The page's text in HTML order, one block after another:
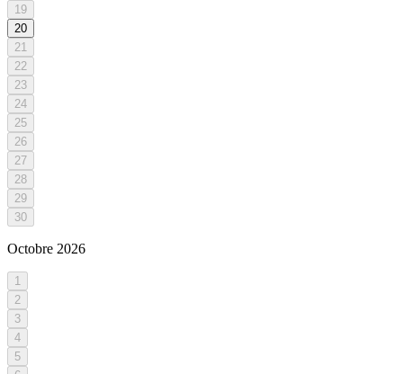
19
20
21
22
23
24
25
26
27
28
29
30
Octobre 2026
1
2
3
4
5